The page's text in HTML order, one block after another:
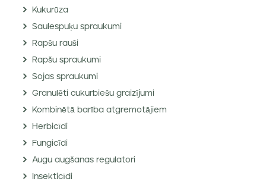
Kukurūza
Saulespuķu spraukumi
Rapšu rauši
Rapšu spraukumi
Sojas spraukumi
Granulēti cukurbiešu graizījumi
Kombinētā barība atgremotājiem
Herbicīdi
Fungicīdi
Augu augšanas regulatori
Insekticīdi